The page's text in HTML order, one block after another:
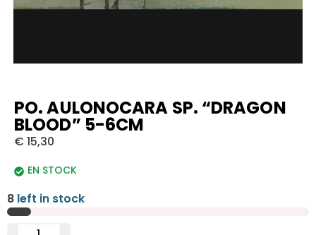
PO. AULONOCARA SP. “DRAGON
BLOOD” 5-6CM
€ 15,30
EN STOCK
8 left in stock